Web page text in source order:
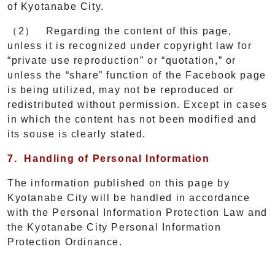
of Kyotanabe City.
（2） Regarding the content of this page,
unless it is recognized under copyright law for
“private use reproduction” or “quotation,” or
unless the “share” function of the Facebook page
is being utilized, may not be reproduced or
redistributed without permission. Except in cases
in which the content has not been modified and
its souse is clearly stated.
7. Handling of Personal Information
The information published on this page by
Kyotanabe City will be handled in accordance
with the Personal Information Protection Law and
the Kyotanabe City Personal Information
Protection Ordinance.